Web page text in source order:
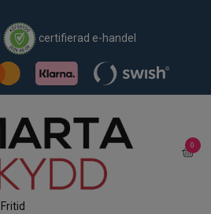
certifierad e-handel
0
Fritid